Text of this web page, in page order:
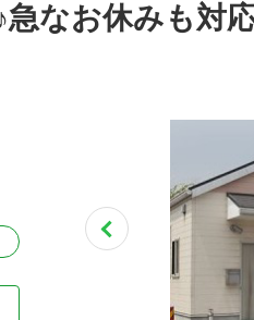
急なお休みも対